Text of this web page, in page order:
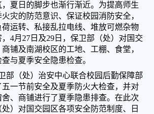
，夏日的脚步也渐行渐近。为提高师生
灾的防范意识、保证校园消防安全，
荷运转、私接乱拉电线、堆放可燃杂物
4月27日及29日，保卫部（处）对国交
铺及南湖校区的工地、工棚、食堂，
与夏季安全隐患检查。
部（处）治安中心联合校园后勤保障部
一节前安全及夏季防火大检查，并对
舍、商铺进行了夏季隐患排查。在此次
）对国交园区各项安全防范制度、日